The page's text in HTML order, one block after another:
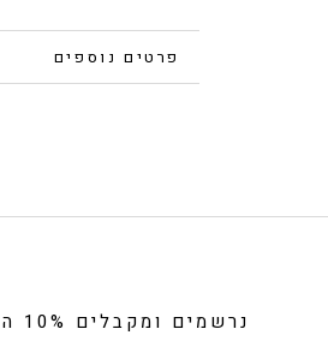
פרטים נוספים
צפייה בתמונות
נרשמים ומקבלים 10% הנחה